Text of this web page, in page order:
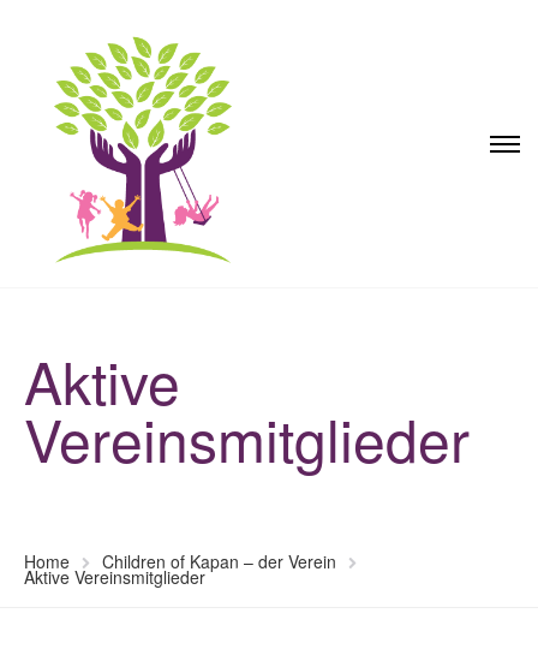
Aktive
Vereinsmitglieder
Home Children of Kapan – der Verein
Aktive Vereinsmitglieder